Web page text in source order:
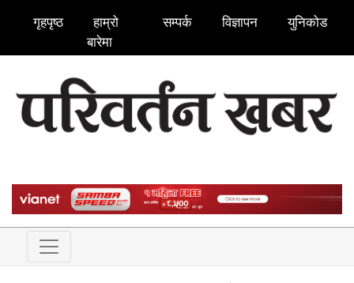
गृहपृष्ठ
हाम्रो
बारेमा
सम्पर्क विज्ञापन युनिकोड